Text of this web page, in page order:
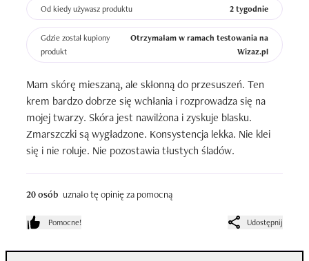
Od kiedy używasz produktu 2 tygodnie
Gdzie został kupiony
produkt
Otrzymałam w ramach testowania na
Wizaz.pl
Mam skórę mieszaną, ale skłonną do przesuszeń. Ten
krem bardzo dobrze się wchłania i rozprowadza się na
mojej twarzy. Skóra jest nawilżona i zyskuje blasku.
Zmarszczki są wygładzone. Konsystencja lekka. Nie klei
się i nie roluje. Nie pozostawia tłustych śladów.
20 osób uznało tę opinię za pomocną
Pomocne! Udostępnij